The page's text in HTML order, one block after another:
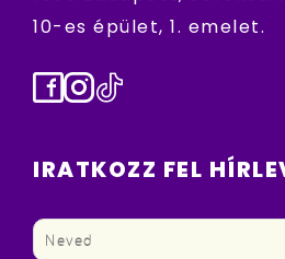
10-es épület, 1. emelet.
Facebook
Instagram
TikTok
IRATKOZZ FEL